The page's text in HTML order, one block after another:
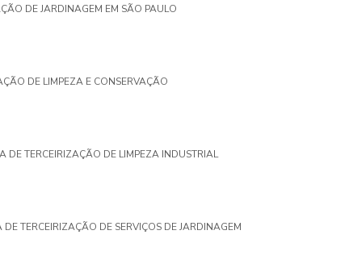
DE JARDINAGEM EM SÃO PAULO
DE LIMPEZA E CONSERVAÇÃO
DE TERCEIRIZAÇÃO DE LIMPEZA INDUSTRIAL
DE TERCEIRIZAÇÃO DE SERVIÇOS DE JARDINAGEM